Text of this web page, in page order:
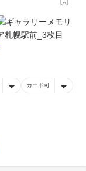
カード可